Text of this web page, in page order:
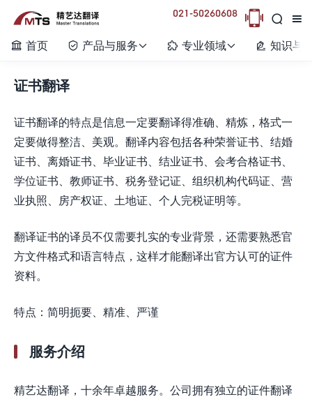


021-50260608 
 首页  产品与服务  专业领域  知识与
证书翻译
证书翻译的特点是信息一定要翻译得准确、精炼，格式一
定要做得整洁、美观。翻译内容包括各种荣誉证书、结婚
证书、离婚证书、毕业证书、结业证书、会考合格证书、
学位证书、教师证书、税务登记证、组织机构代码证、营
业执照、房产权证、土地证、个人完税证明等。
翻译证书的译员不仅需要扎实的专业背景，还需要熟悉官
方文件格式和语言特点，这样才能翻译出官方认可的证件
资料。
特点：简明扼要、精准、严谨
服务介绍
精艺达翻译，十余年卓越服务。公司拥有独立的证件翻译